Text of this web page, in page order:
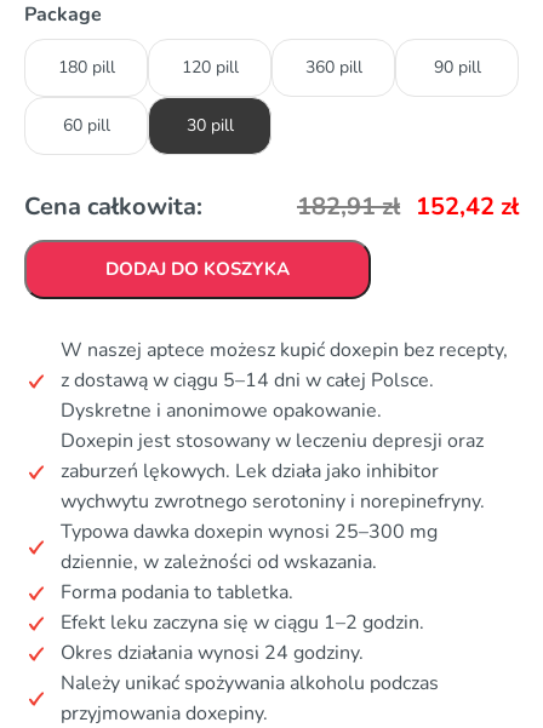
Package
180 pill 120 pill 360 pill 90 pill
60 pill 30 pill
Cena całkowita: 182,91zł 152,42 zł
DODAJ DO KOSZYKA
W naszej aptece możesz kupić doxepin bez recepty,
z dostawą w ciągu 5–14 dni w całej Polsce.
Dyskretne i anonimowe opakowanie.
Doxepin jest stosowany w leczeniu depresji oraz
zaburzeń lękowych. Lek działa jako inhibitor
wychwytu zwrotnego serotoniny i norepinefryny.
Typowa dawka doxepin wynosi 25–300 mg
dziennie, w zależności od wskazania.
Forma podania to tabletka.
Efekt leku zaczyna się w ciągu 1–2 godzin.
Okres działania wynosi 24 godziny.
Należy unikać spożywania alkoholu podczas
przyjmowania doxepiny.